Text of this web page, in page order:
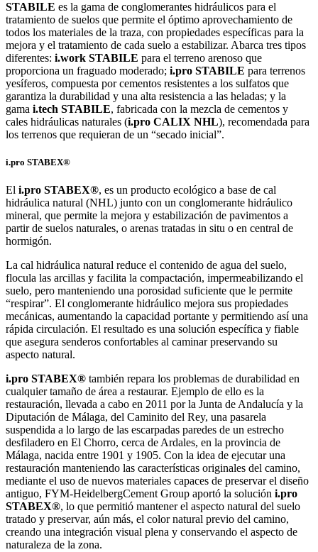
STABILE es la gama de conglomerantes hidráulicos para el
tratamiento de suelos que permite el óptimo aprovechamiento de
todos los materiales de la traza, con propiedades específicas para la
mejora y el tratamiento de cada suelo a estabilizar. Abarca tres tipos
diferentes: i.work STABILE para el terreno arenoso que
proporciona un fraguado moderado; i.pro STABILE para terrenos
yesíferos, compuesta por cementos resistentes a los sulfatos que
garantiza la durabilidad y una alta resistencia a las heladas; y la
gama i.tech STABILE, fabricada con la mezcla de cementos y
cales hidráulicas naturales (i.pro CALIX NHL), recomendada para
los terrenos que requieran de un “secado inicial”.
i.pro STABEX®
El i.pro STABEX®, es un producto ecológico a base de cal
hidráulica natural (NHL) junto con un conglomerante hidráulico
mineral, que permite la mejora y estabilización de pavimentos a
partir de suelos naturales, o arenas tratadas in situ o en central de
hormigón.
La cal hidráulica natural reduce el contenido de agua del suelo,
flocula las arcillas y facilita la compactación, impermeabilizando el
suelo, pero manteniendo una porosidad suficiente que le permite
“respirar”. El conglomerante hidráulico mejora sus propiedades
mecánicas, aumentando la capacidad portante y permitiendo así una
rápida circulación. El resultado es una solución específica y fiable
que asegura senderos confortables al caminar preservando su
aspecto natural.
i.pro STABEX® también repara los problemas de durabilidad en
cualquier tamaño de área a restaurar. Ejemplo de ello es la
restauración, llevada a cabo en 2011 por la Junta de Andalucía y la
Diputación de Málaga, del Caminito del Rey, una pasarela
suspendida a lo largo de las escarpadas paredes de un estrecho
desfiladero en El Chorro, cerca de Ardales, en la provincia de
Málaga, nacida entre 1901 y 1905. Con la idea de ejecutar una
restauración manteniendo las características originales del camino,
mediante el uso de nuevos materiales capaces de preservar el diseño
antiguo, FYM-HeidelbergCement Group aportó la solución i.pro
STABEX®, lo que permitió mantener el aspecto natural del suelo
tratado y preservar, aún más, el color natural previo del camino,
creando una integración visual plena y conservando el aspecto de
naturaleza de la zona.